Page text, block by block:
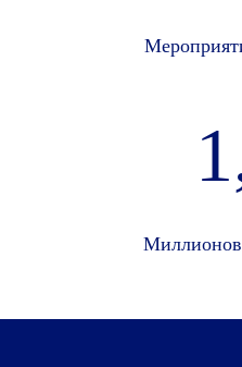
Миллионов